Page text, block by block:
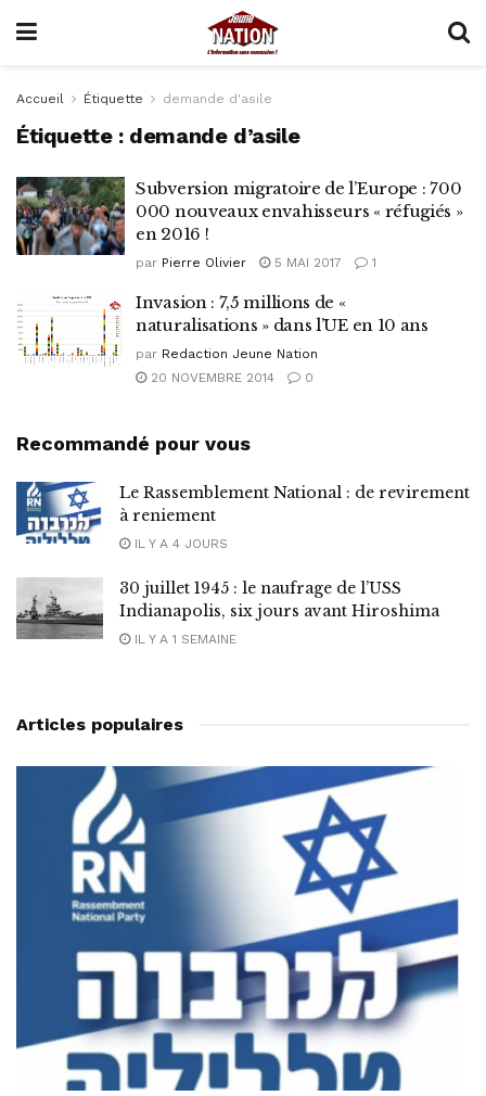
Accueil Étiquette demande d'asile
Étiquette : demande d’asile
Subversion migratoire de l’Europe : 700
000 nouveaux envahisseurs « réfugiés »
en 2016 !
par Pierre Olivier 5 MAI 2017 1
Invasion : 7,5 millions de «
naturalisations » dans l’UE en 10 ans
par Redaction Jeune Nation
20 NOVEMBRE 2014
0
Recommandé pour vous
Le Rassemblement National : de revirement
à reniement
IL Y A 4 JOURS
30 juillet 1945 : le naufrage de l’USS
Indianapolis, six jours avant Hiroshima
IL Y A 1 SEMAINE
Articles populaires